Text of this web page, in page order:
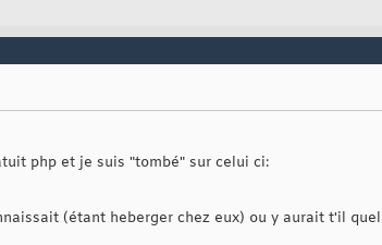
php et je suis "tombé" sur celui ci:
(étant heberger chez eux) ou y aurait t'il